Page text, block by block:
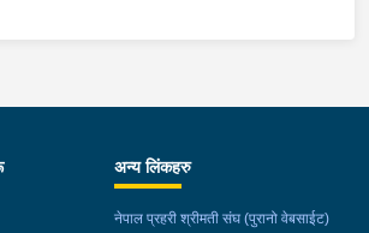
अन्य लिंकहरु
नेपाल प्रहरी श्रीमती संघ (पुरानो वेबसाईट)